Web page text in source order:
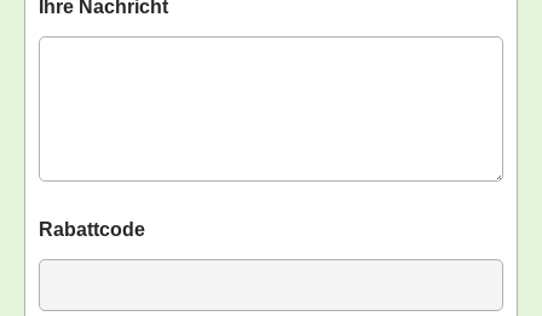
Ihre Nachricht
Rabattcode